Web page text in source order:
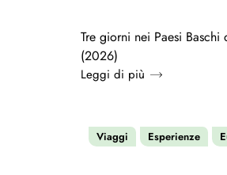
Tre giorni nei Paesi
(2026)
Leggi di più
Viaggi Esperienze